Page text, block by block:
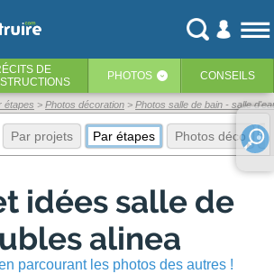
DE
PHOTOS ‹ CONSEILS
étapes Photos décoration Photos salle de bain - salle
Par projets Par étapes Photos déco
idées salle de
alinea
parcourant les photos des autres !